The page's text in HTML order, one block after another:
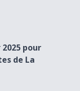
Liberté
pour
de La